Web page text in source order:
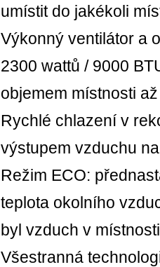
umístit do jakékoli
Výkonný ventilátor a
2300 wattů / 9000
objemem místnosti
Rychlé chlazení v
výstupem vzduchu
Režim ECO:
teplota okolního
byl vzduch v
Všestranná